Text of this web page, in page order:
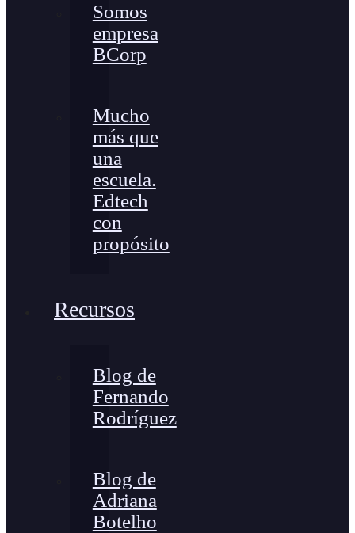
Somos
empresa
BCorp
Mucho
más que
una
escuela.
Edtech
con
propósito
Recursos
Blog de
Fernando
Rodríguez
Blog de
Adriana
Botelho